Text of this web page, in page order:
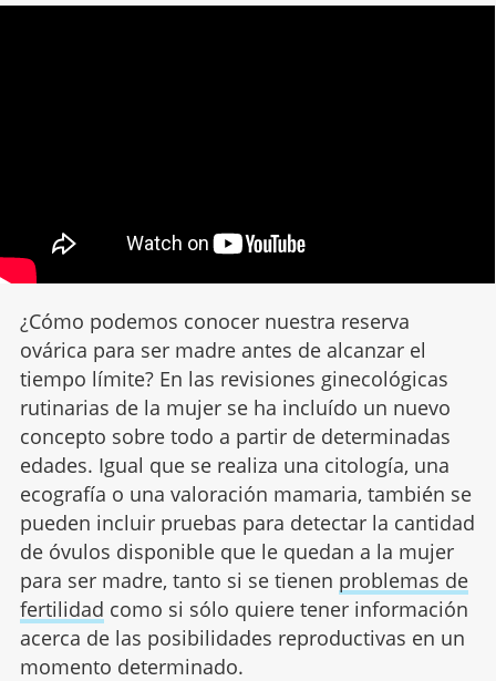
¿Cómo podemos conocer nuestra reserva
ovárica para ser madre antes de alcanzar el
tiempo límite? En las revisiones ginecológicas
rutinarias de la mujer se ha incluído un nuevo
concepto sobre todo a partir de determinadas
edades. Igual que se realiza una citología, una
ecografía o una valoración mamaria, también se
pueden incluir pruebas para detectar la cantidad
de óvulos disponible que le quedan a la mujer
para ser madre, tanto si se tienen problemas de
fertilidad como si sólo quiere tener información
acerca de las posibilidades reproductivas en un
momento determinado.